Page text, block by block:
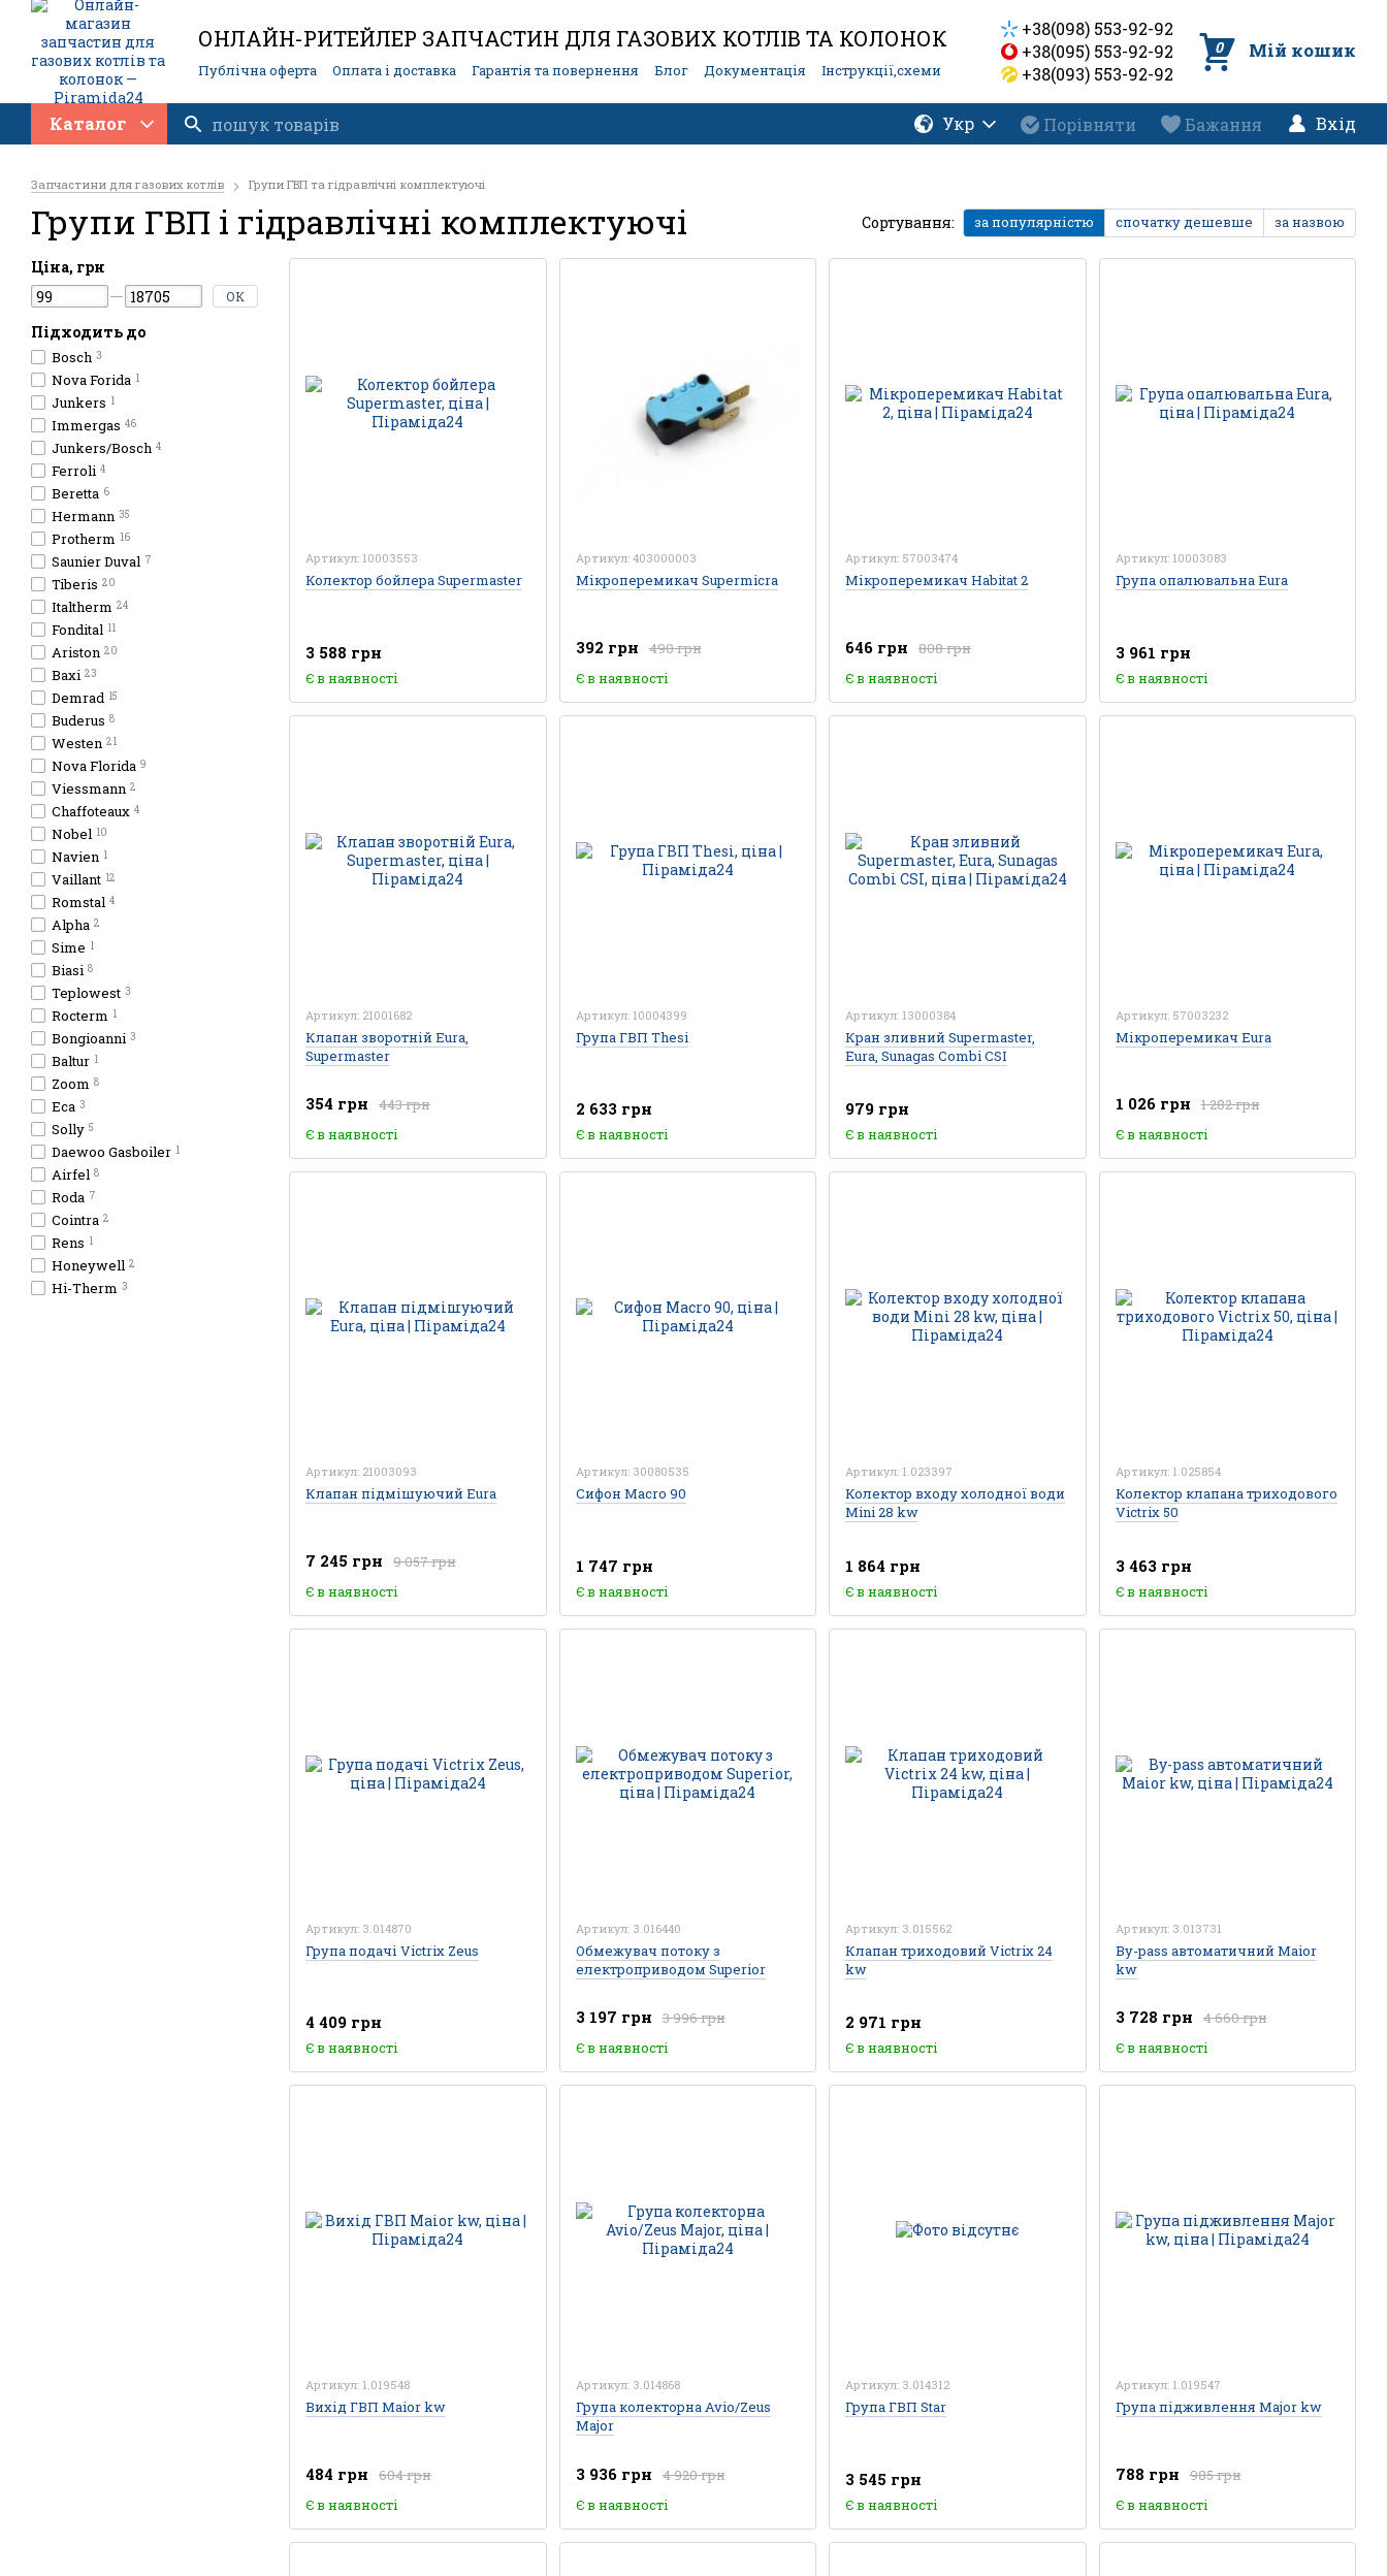
ОНЛАЙН-РИТЕЙЛЕР ЗАПЧАСТИН ДЛЯ ГАЗОВИХ КОТЛІВ ТА КОЛОНОК
Публічна оферта Оплата і доставка Гарантія та повернення Блог Документація
Інструкції,схеми
+38(098) 553-92-92
+38(095) 553-92-92
+38(093) 553-92-92
0 Мій кошик
Каталог Укр Порівняти Бажання Вхід
Запчастини для газових котлів Групи ГВП та гідравлічні комплектуючі
Групи ГВП і гідравлічні комплектуючі Сортування: за популярністю спочатку дешевше за назвою
Артикул: 10003553
Колектор бойлера Supermaster
3 588 грн
Є в наявності
Артикул: 403000003
Мікроперемикач Supermicra
490 грн
392 грн
Є в наявності
Артикул: 57003474
Мікроперемикач Habitat 2
808 грн
646 грн
Є в наявності
Артикул: 10003083
Група опалювальна Eura
3 961 грн
Є в наявності
Артикул: 21001682
Клапан зворотній Eura,
Supermaster
443 грн
354 грн
Є в наявності
Артикул: 10004399
Група ГВП Thesi
2 633 грн
Є в наявності
Артикул: 13000384
Кран зливний Supermaster,
Eura, Sunagas Combi CSI
979 грн
Є в наявності
Артикул: 57003232
Мікроперемикач Eura
1 282 грн
1 026 грн
Є в наявності
Артикул: 21003093
Клапан підмішуючий Eura
9 057 грн
7 245 грн
Є в наявності
Артикул: 30080535
Сифон Macro 90
1 747 грн
Є в наявності
Артикул: 1.023397
Колектор входу холодної води
Mini 28 kw
1 864 грн
Є в наявності
Артикул: 1.025854
Колектор клапана триходового
Victrix 50
3 463 грн
Є в наявності
Артикул: 3.014870
Група подачі Victrix Zeus
4 409 грн
Є в наявності
Артикул: 3.016440
Обмежувач потоку з
електроприводом Superior
3 996 грн
3 197 грн
Є в наявності
Артикул: 3.015562
Клапан триходовий Victrix 24
kw
2 971 грн
Є в наявності
Артикул: 3.013731
By-pass автоматичний Maior
kw
4 660 грн
3 728 грн
Є в наявності
Артикул: 1.019548
Вихід ГВП Maior kw
604 грн
484 грн
Є в наявності
Артикул: 3.014868
Група колекторна Avio/Zeus
Major
4 920 грн
3 936 грн
Є в наявності
Артикул: 3.014312
Група ГВП Star
3 545 грн
Є в наявності
Артикул: 1.019547
Група підживлення Major kw
985 грн
788 грн
Є в наявності
Ціна, грн
ОК
Підходить до
Bosch 3
Nova Forida 1
Junkers 1
Immergas 46
Junkers/Bosch 4
Ferroli 4
Beretta 6
Hermann 35
Protherm 16
Saunier Duval 7
Tiberis 20
Italtherm 24
Fondital 11
Ariston 20
Baxi 23
Demrad 15
Buderus 8
Westen 21
Nova Florida 9
Viessmann 2
Chaffoteaux 4
Nobel 10
Navien 1
Vaillant 12
Romstal 4
Alpha 2
Sime 1
Biasi 8
Teplowest 3
Rocterm 1
Bongioanni 3
Baltur 1
Zoom 8
Eca 3
Solly 5
Daewoo Gasboiler 1
Airfel 8
Roda 7
Cointra 2
Rens 1
Honeywell 2
Hi-Therm 3